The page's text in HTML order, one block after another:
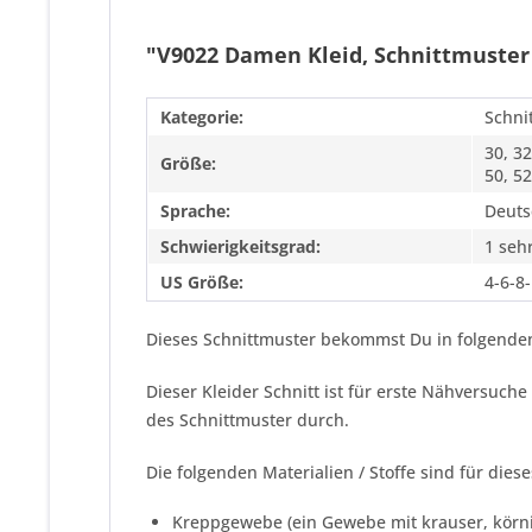
"V9022 Damen Kleid,
Kategorie:
Größe:
30,
50, 52
Sprache:
Schwierigkeitsgrad:
1
US Größe:
4-6-
Dieses Schnittmuster bekommst Du in
Dieser Kleider Schnitt ist für erste
des Schnittmuster durch.
Die folgenden Materialien / Stoffe sind für
Kreppgewebe (ein Gewebe mit krauser,